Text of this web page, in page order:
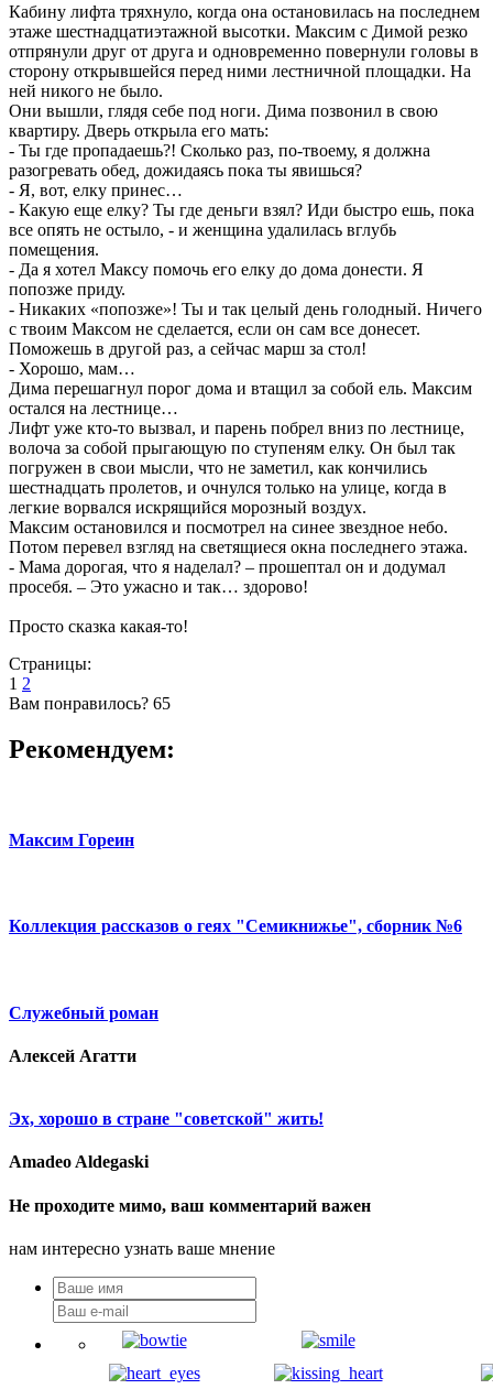
Кабину лифта тряхнуло, когда она остановилась на последнем
этаже шестнадцатиэтажной высотки. Максим с Димой резко
отпрянули друг от друга и одновременно повернули головы в
сторону открывшейся перед ними лестничной площадки. На
ней никого не было.
Они вышли, глядя себе под ноги. Дима позвонил в свою
квартиру. Дверь открыла его мать:
- Ты где пропадаешь?! Сколько раз, по-твоему, я должна
разогревать обед, дожидаясь пока ты явишься?
- Я, вот, елку принес…
- Какую еще елку? Ты где деньги взял? Иди быстро ешь, пока
все опять не остыло, - и женщина удалилась вглубь
помещения.
- Да я хотел Максу помочь его елку до дома донести. Я
попозже приду.
- Никаких «попозже»! Ты и так целый день голодный. Ничего
с твоим Максом не сделается, если он сам все донесет.
Поможешь в другой раз, а сейчас марш за стол!
- Хорошо, мам…
Дима перешагнул порог дома и втащил за собой ель. Максим
остался на лестнице…
Лифт уже кто-то вызвал, и парень побрел вниз по лестнице,
волоча за собой прыгающую по ступеням елку. Он был так
погружен в свои мысли, что не заметил, как кончились
шестнадцать пролетов, и очнулся только на улице, когда в
легкие ворвался искрящийся морозный воздух.
Максим остановился и посмотрел на синее звездное небо.
Потом перевел взгляд на светящиеся окна последнего этажа.
- Мама дорогая, что я наделал? – прошептал он и додумал
просебя. – Это ужасно и так… здорово!
Просто сказка какая-то!
Страницы:
1 2
Вам понравилось? 65
Рекомендуем:
Максим Гореин
Коллекция рассказов о геях "Семикнижье", сборник №6
Служебный роман
Алексей Агатти
Эх, хорошо в стране "советской" жить!
Amadeo Aldegaski
Не проходите мимо, ваш комментарий важен
нам интересно узнать ваше мнение